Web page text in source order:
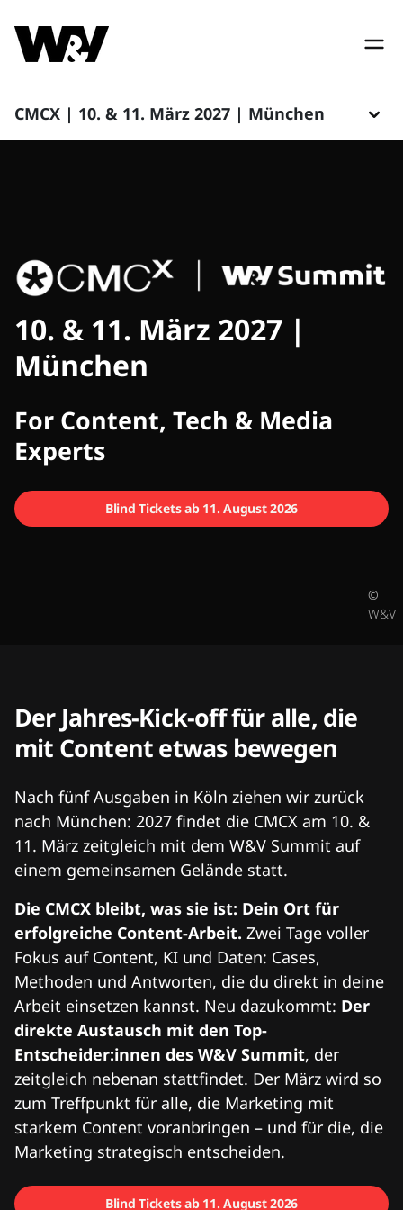
CMCX | 10. & 11. März 2027 | München
CMCX
10. & 11. März 2027 |
München
For Content, Tech & Media
Experts
Blind Tickets ab 11. August 2026
©
W&V
Der Jahres-Kick-off für alle, die
mit Content etwas bewegen
Nach fünf Ausgaben in Köln ziehen wir zurück
nach München: 2027 findet die CMCX am 10. &
11. März zeitgleich mit dem W&V Summit auf
einem gemeinsamen Gelände statt.
Die CMCX bleibt, was sie ist: Dein Ort für
erfolgreiche Content-Arbeit. Zwei Tage voller
Fokus auf Content, KI und Daten: Cases,
Methoden und Antworten, die du direkt in deine
Arbeit einsetzen kannst. Neu dazukommt: Der
direkte Austausch mit den Top-
Entscheider:innen des W&V Summit, der
zeitgleich nebenan stattfindet. Der März wird so
zum Treffpunkt für alle, die Marketing mit
starkem Content voranbringen – und für die, die
Marketing strategisch entscheiden.
Blind Tickets ab 11. August 2026